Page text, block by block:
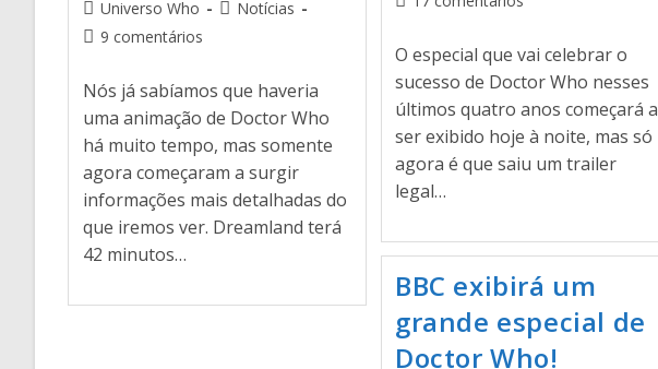
Universo Who
Notícias
9 comentários
Nós já sabíamos que haveria
uma animação de Doctor Who
há muito tempo, mas somente
agora começaram a surgir
informações mais detalhadas do
que iremos ver. Dreamland terá
42 minutos…
O especial que vai celebrar o
sucesso de Doctor Who nesses
últimos quatro anos começará a
ser exibido hoje à noite, mas só
agora é que saiu um trailer
legal…
BBC exibirá um
grande especial de
Doctor Who!